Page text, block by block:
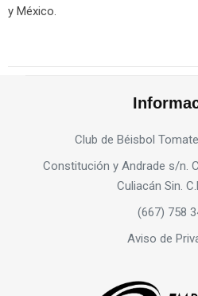
y México.
Club de Béisbol
Constitución y Andrade s/n.
Culiacán Sin.
(667) 758
Aviso de